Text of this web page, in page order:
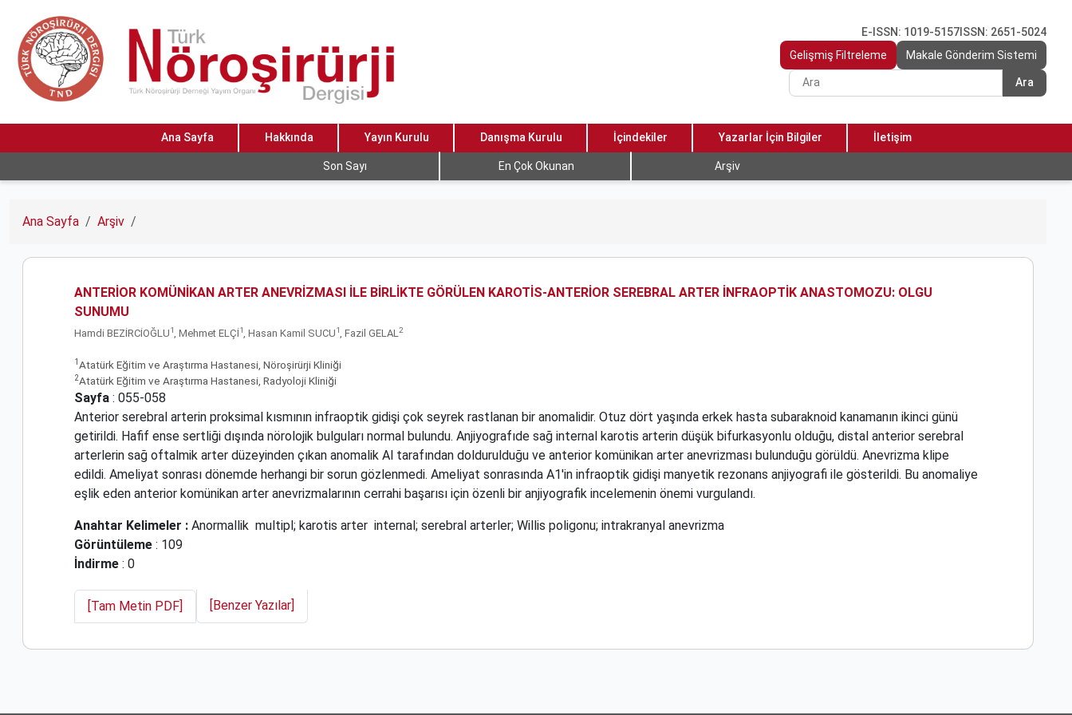
E-ISSN: 1019-5157 ISSN: 2651-5024
Gelişmiş Filtreleme
Makale Gönderim Sistemi
Ara
Ana Sayfa Hakkında Yayın Kurulu Danışma Kurulu İçindekiler Yazarlar İçin Bilgiler İletişim
Son Sayı En Çok Okunan Arşiv
Ana Sayfa Arşiv
ANTERİOR KOMÜNİKAN ARTER ANEVRİZMASI İLE BİRLİKTE GÖRÜLEN KAROTİS-ANTERİOR SEREBRAL ARTER İNFRAOPTİK ANASTOMOZU: OLGU
SUNUMU
Hamdi BEZİRCİOĞLU1 , Mehmet ELÇİ1 , Hasan Kamil SUCU1 , Fazil GELAL 2
1 Atatürk Eğitim ve Araştırma Hastanesi, Nöroşirürji Kliniği
2Atatürk Eğitim ve Araştırma Hastanesi, Radyoloji Kliniği
Sayfa : 055-058
Anterior serebral arterin proksimal kısmının infraoptik gidişi çok seyrek rastlanan bir anomalidir. Otuz dört yaşında erkek hasta subaraknoid kanamanın ikinci günü
getirildi. Hafif ense sertliği dışında nörolojik bulguları normal bulundu. Anjiyografıde sağ internal karotis arterin düşük bifurkasyonlu olduğu, distal anterior serebral
arterlerin sağ oftalmik arter düzeyinden çıkan anomalik Al tarafından doldurulduğu ve anterior komünikan arter anevrizması bulunduğu görüldü. Anevrizma klipe
edildi. Ameliyat sonrası dönemde herhangi bir sorun gözlenmedi. Ameliyat sonrasında A1'in infraoptik gidişi manyetik rezonans anjiyografi ile gösterildi. Bu anomaliye
eşlik eden anterior komünikan arter anevrizmalarının cerrahi başarısı için özenli bir anjiyografik incelemenin önemi vurgulandı.
Anahtar Kelimeler : Anormallik multipl; karotis arter internal; serebral arterler; Willis poligonu; intrakranyal anevrizma
Görüntüleme : 109
İndirme : 0
[Tam Metin PDF] [Benzer Yazılar]